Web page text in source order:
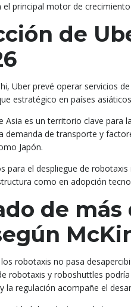
el principal motor de
de
Uber prevé operar servicios
estratégico en países
Asia es un territorio clave para
demanda de transporte y
Japón.
para el despliegue de
como en adopción
de
robotaxis no pasa
robotaxis y roboshuttles
la regulación acompañe el